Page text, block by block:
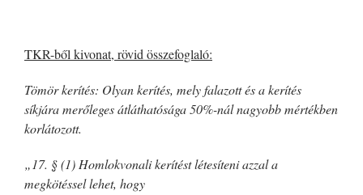
TKR-ből kivonat, rövid összefoglaló:
Tömör kerítés: Olyan kerítés, mely falazott és a kerítés
síkjára merőleges átláthatósága 50%-nál nagyobb mértékben
korlátozott.
„17. § (1) Homlokvonali kerítést létesíteni azzal a
megkötéssel lehet, hogy